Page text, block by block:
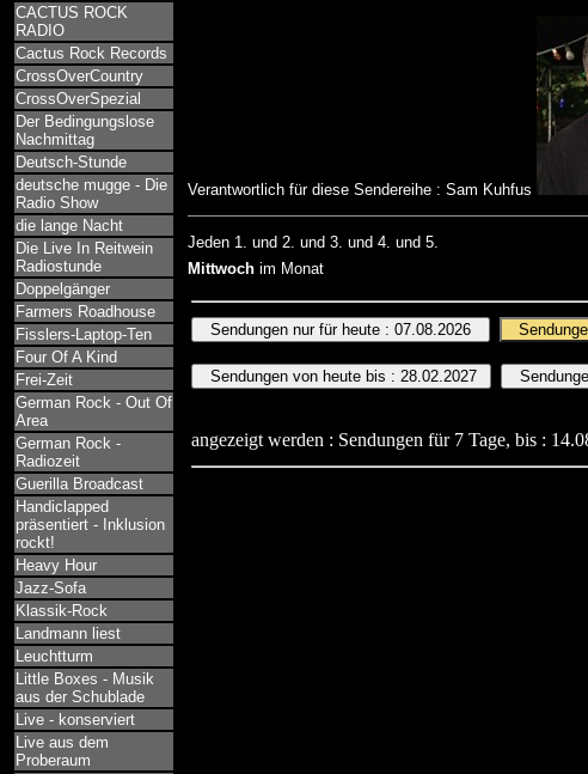
CACTUS ROCK
RADIO
Cactus Rock Records
CrossOverCountry
CrossOverSpezial
Der Bedingungslose
Nachmittag
Deutsch-Stunde
deutsche mugge - Die
Radio Show
die lange Nacht
Die Live In Reitwein
Radiostunde
Doppelgänger
Farmers Roadhouse
Fisslers-Laptop-Ten
Four Of A Kind
Frei-Zeit
German Rock - Out Of
Area
German Rock -
Radiozeit
Guerilla Broadcast
Handiclapped
präsentiert - Inklusion
rockt!
Heavy Hour
Jazz-Sofa
Klassik-Rock
Landmann liest
Leuchtturm
Little Boxes - Musik
aus der Schublade
Live - konserviert
Live aus dem
Proberaum
Verantwortlich für diese Sendereihe : Sam Kuhfus
Jeden 1. und 2. und 3. und 4. und 5.
Mittwoch im Monat
angezeigt werden : Sendungen für 7 Tage, bis :